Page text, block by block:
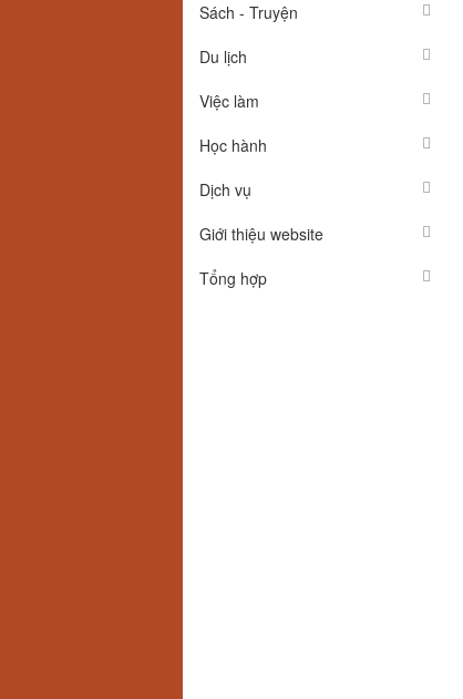
Sách - Truyện
Du lịch
Việc làm
Học hành
Dịch vụ
Giới thiệu website
Tổng hợp